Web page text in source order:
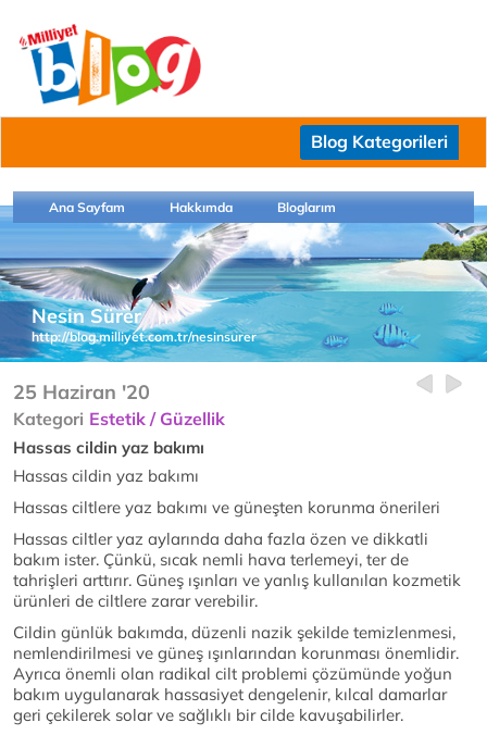
Blog Kategorileri
Ana Sayfam Hakkımda Bloglarım
Nesin Sürer
http://blog.milliyet.com.tr/nesinsurer
25 Haziran '20
Kategori Estetik / Güzellik
Hassas cildin yaz bakımı
Hassas cildin yaz bakımı
Hassas ciltlere yaz bakımı ve güneşten korunma önerileri
Hassas ciltler yaz aylarında daha fazla özen ve dikkatli
bakım ister. Çünkü, sıcak nemli hava terlemeyi, ter de
tahrişleri arttırır. Güneş ışınları ve yanlış kullanılan kozmetik
ürünleri de ciltlere zarar verebilir.
Cildin günlük bakımda, düzenli nazik şekilde temizlenmesi,
nemlendirilmesi ve güneş ışınlarından korunması önemlidir.
Ayrıca önemli olan radikal cilt problemi çözümünde yoğun
bakım uygulanarak hassasiyet dengelenir, kılcal damarlar
geri çekilerek solar ve sağlıklı bir cilde kavuşabilirler.